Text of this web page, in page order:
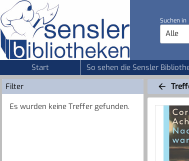
Suchen in
Alle
Start So sehen die Sensler
Filter
Es wurden keine Treffer gefunden.